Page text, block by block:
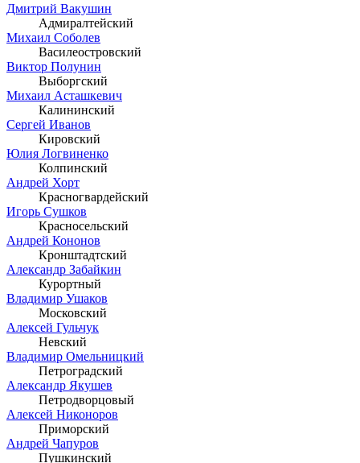
Дмитрий Вакушин
Адмиралтейский
Михаил Соболев
Василеостровский
Виктор Полунин
Выборгский
Михаил Асташкевич
Калининский
Сергей Иванов
Кировский
Юлия Логвиненко
Колпинский
Андрей Хорт
Красногвардейский
Игорь Сушков
Красносельский
Андрей Кононов
Кронштадтский
Александр Забайкин
Курортный
Владимир Ушаков
Московский
Алексей Гульчук
Невский
Владимир Омельницкий
Петроградский
Александр Якушев
Петродворцовый
Алексей Никоноров
Приморский
Андрей Чапуров
Пушкинский